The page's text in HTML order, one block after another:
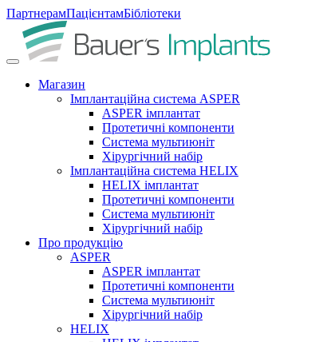
ПартнерамПацієнтамБібліотеки
Магазин
Імплантаційна система ASPER
ASPER імплантат
Протетичні компоненти
Система мультиюніт
Хірургічний набір
Імплантаційна система HELIX
HELIX імплантат
Протетичні компоненти
Система мультиюніт
Хірургічний набір
Про продукцію
ASPER
ASPER імплантат
Протетичні компоненти
Система мультиюніт
Хірургічний набір
HELIX